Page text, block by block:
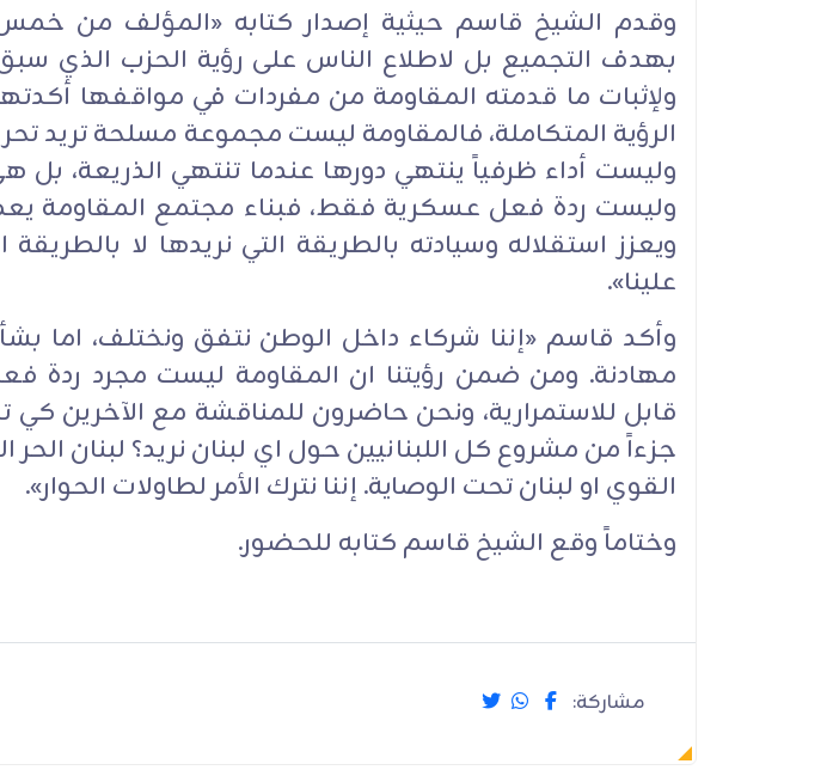
وقدم الشيخ قاسم حيثية إصدار كتابه «المؤلف من
بهدف التجميع بل لاطلاع الناس على رؤية الحزب الذي
ولإثبات ما قدمته المقاومة من مفردات في مواقفها
الرؤية المتكاملة، فالمقاومة ليست مجموعة مسلحة تريد
وليست أداء ظرفياً ينتهي دورها عندما تنتهي الذريعة، بل
وليست ردة فعل عسكرية فقط، فبناء مجتمع المقاومة
ويعزز استقلاله وسيادته بالطريقة التي نريدها لا
علينا».
وأكد قاسم «إننا شركاء داخل الوطن نتفق ونختلف، اما
مهادنة. ومن ضمن رؤيتنا ان المقاومة ليست مجرد ردة
قابل للاستمرارية، ونحن حاضرون للمناقشة مع الآخرين كي
جزءاً من مشروع كل اللبنانيين حول اي لبنان نريد؟ لبنان
القوي او لبنان تحت الوصاية. إننا نترك الأمر لطاولات الحوار».
وختاماً وقع الشيخ قاسم كتابه للحضور.
مشاركة: